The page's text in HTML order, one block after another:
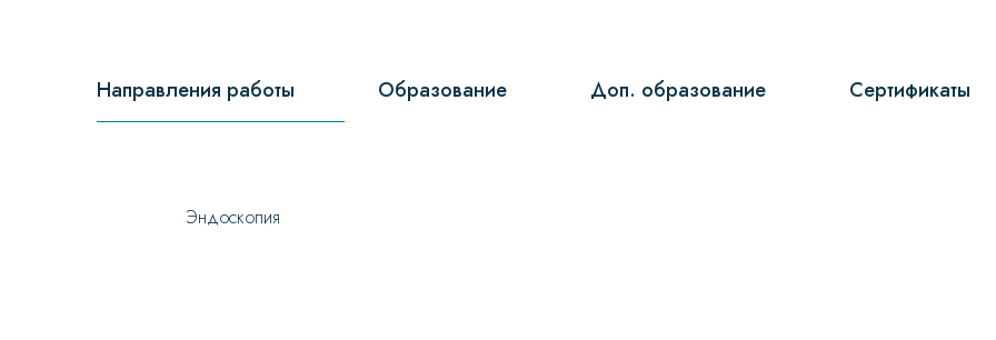
Направления работы Образование Доп. образование Сертификаты
Эндоскопия